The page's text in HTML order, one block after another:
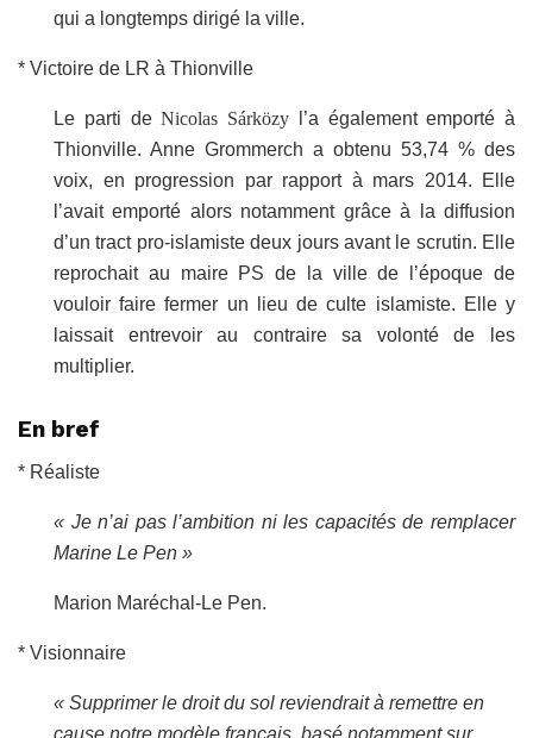
qui a longtemps dirigé la ville.
* Victoire de LR à Thionville
Le parti deNicolas Sárközy l’a également emporté à
Thionville. Anne Grommerch a obtenu 53,74 % des
voix, en progression par rapport à mars 2014. Elle
l’avait emporté alors notamment grâce à la diffusion
d’un tract pro-islamiste deux jours avant le scrutin. Elle
reprochait au maire PS de la ville de l’époque de
vouloir faire fermer un lieu de culte islamiste. Elle y
laissait entrevoir au contraire sa volonté de les
multiplier.
En bref
* Réaliste
« Je n’ai pas l’ambition ni les capacités de remplacer
Marine Le Pen »
Marion Maréchal-Le Pen.
* Visionnaire
« Supprimer le droit du sol reviendrait à remettre en